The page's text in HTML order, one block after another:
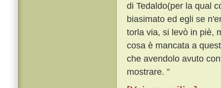
di Tedaldo(per la qual
biasimato ed egli se
torla via, si levò in piè,
cosa è mancata a
che avendolo avuto
mostrare. ”